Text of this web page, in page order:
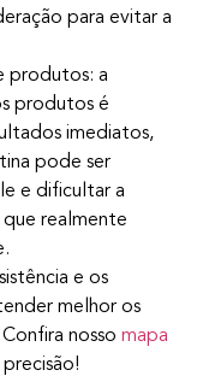
para evitar a
produtos: a
produtos é
imediatos,
pode ser
e dificultar a
realmente
e os
melhor os
nosso mapa